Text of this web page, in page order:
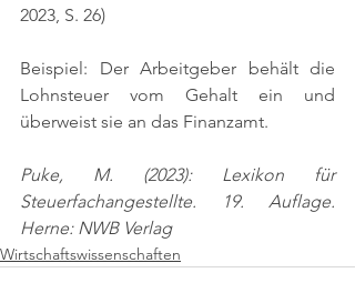
2023, S. 26)
Beispiel: Der Arbeitgeber behält die
Lohnsteuer vom Gehalt ein und
überweist sie an das Finanzamt.
Puke, M. (2023): Lexikon für
Steuerfachangestellte. 19. Auflage.
Herne: NWB Verlag
Wirtschaftswissenschaften